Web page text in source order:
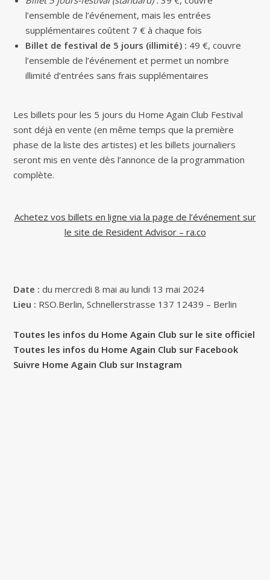
l’ensemble de l’événement, mais les entrées
supplémentaires coûtent 7 € à chaque fois
Billet de festival de 5 jours (illimité) : 49 €, couvre
l’ensemble de l’événement et permet un nombre
illimité d’entrées sans frais supplémentaires
Les billets pour les 5 jours du Home Again Club Festival
sont déjà en vente (en même temps que la première
phase de la liste des artistes) et les billets journaliers
seront mis en vente dès l’annonce de la programmation
complète.
Achetez vos billets en ligne via la page de l’événement sur
le site de Resident Advisor – ra.co
Date : du mercredi 8 mai au lundi 13 mai 2024
Lieu : RSO.Berlin, Schnellerstrasse 137 12439 – Berlin
Toutes les infos du Home Again Club sur le site officiel
Toutes les infos du Home Again Club sur Facebook
Suivre Home Again Club sur Instagram